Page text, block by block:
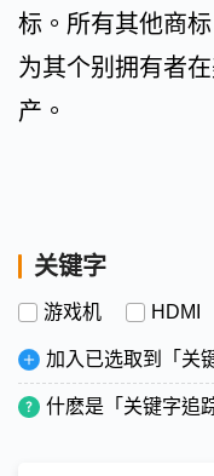
标。所有其他商
为其个别拥有者
产。
关键字
游戏机 HDMI
加入已选取到「关
什麽是「关键字追